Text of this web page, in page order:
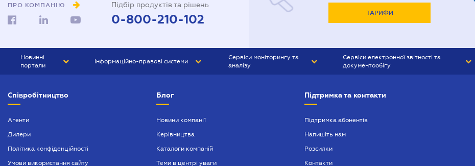
ПРО КОМПАНІЮ Підбір продуктів та рішень
0-800-210-102 ТАРИФИ
Новинні
портали
БІЗНЕС
Інформаційно-правові системи
БУХГАЛТЕР ПРОФ
Сервіси моніторингу та
аналізу
Сервіси електронної звітності та
документообігу
Співробітництво
Агенти
Дилери
Політика конфіденційності
Умови використання сайту
Блог
Новини компанії
Керівництва
Каталоги компаній
Теми в центрі уваги
Підтримка та контакти
Підтримка абонентів
Напишіть нам
Розсилки
Контакти